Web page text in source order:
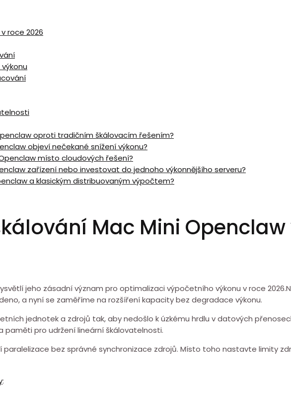
roce 2026
oproti tradičním škálovacím řešením?
objeví nečekané snížení výkonu?
místo cloudových řešení?
zařízení nebo investovat do jednoho výkonnějšího serveru?
a klasickým distribuovaným výpočtem?
Mac ⁤Mini Openclaw
jeho zásadní význam pro optimalizaci výpočetního výkonu v roce
a nyní se zaměříme ⁤na rozšíření⁤ kapacity bez⁣ degradace výkonu.
jednotek a zdrojů tak, aby nedošlo k úzkému hrdlu v⁣ datových
paměti pro udržení lineární škálovatelnosti.
⁣bez správné synchronizace zdrojů. Místo toho ⁤nastavte limity
: